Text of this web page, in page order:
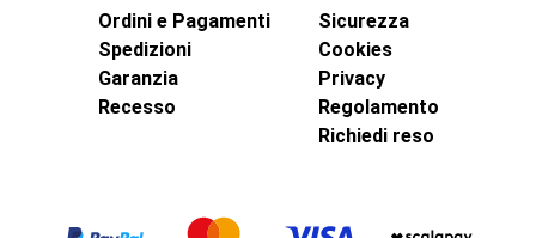
Ordini e Pagamenti
Spedizioni
Garanzia
Recesso
Sicurezza
Cookies
Privacy
Regolamento
Richiedi reso